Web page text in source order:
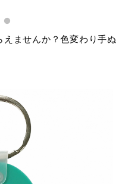
えませんか？色変わり手ぬ